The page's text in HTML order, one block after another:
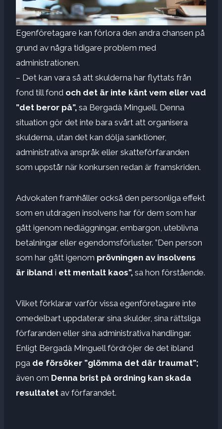
Egenföretagare kan förlora den andra chansen på
grund av några tidigare problem med
administrationen.
– Det kan vara så att skulderna har flyttats från
fond till fond och det är inte känt vem eller vad
”det beror på”, sa Bergadà Minguell. Denna
situation gör det inte bara svårt att organisera
skulderna, utan det kan dölja sanktioner,
administrativa anspråk eller skatteförfaranden
som uppstår när konkursen redan är framskriden.
Advokaten framhåller också den personliga effekt
som en utdragen insolvens har för dem som har
gått igenom nedläggningar, embargon, uteblivna
betalningar eller egendomsförluster. ”Den person
som har gått igenom prövningen av insolvens
är ibland i ett mentalt kaos”, sa hon förstående.
Vilket förklarar varför vissa egenföretagare inte
omedelbart uppdaterar sina skulder, sina rättsliga
förfaranden eller sina administrativa handlingar.
Enligt Bergadà Minguell fördröjer de det ibland
pga de försöker ”glömma det där traumat”;
även om Denna brist på ordning kan skada
resultatet av förfarandet.